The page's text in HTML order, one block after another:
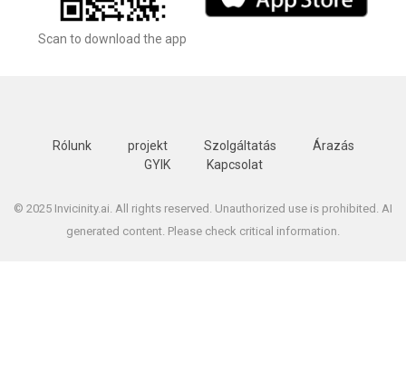
Scan to download the app
Rólunk projekt Szolgáltatás
Árazás
GYIK
Kapcsolat
© 2025 Invicinity.ai. All rights reserved. Unauthorized use is prohibited. AI
generated content. Please check critical information.